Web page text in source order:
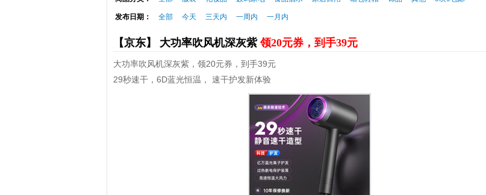
发布日期： 全部 今天 三天内 一周内 一月内
【京东】 大功率吹风机深灰紫领20元券，到手39元
大功率吹风机深灰紫，领20元券，到手39元
29秒速干，6D蓝光恒温， 速干护发新体验
淘宝优惠券+淘宝返利